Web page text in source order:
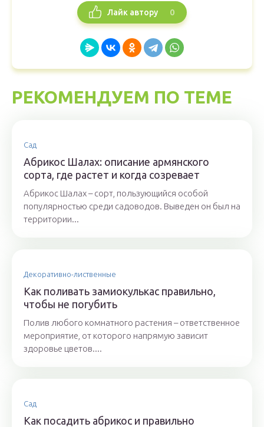
Лайк автору 0
РЕКОМЕНДУЕМ ПО ТЕМЕ
Сад
Абрикос Шалах: описание армянского
сорта, где растет и когда созревает
Абрикос Шалах – сорт, пользующийся особой
популярностью среди садоводов. Выведен он был на
территории...
Декоративно-лиственные
Как поливать замиокулькас правильно,
чтобы не погубить
Полив любого комнатного растения – ответственное
мероприятие, от которого напрямую зависит
здоровье цветов....
Сад
Как посадить абрикос и правильно